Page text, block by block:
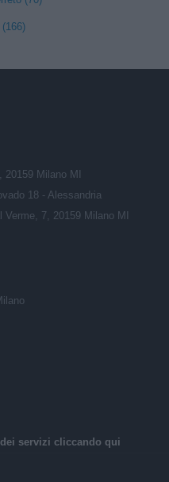
Milano MI
18 - Alessandria
7, 20159 Milano MI
servizi cliccando qui